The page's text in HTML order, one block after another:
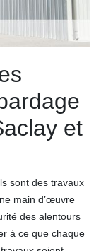
et
sont des travaux
main d’œuvre
des alentours
à ce que chaque